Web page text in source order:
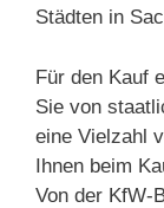
Städten in
Für den Kauf
Sie von
eine Vielzahl
Ihnen beim
Von der KfW-